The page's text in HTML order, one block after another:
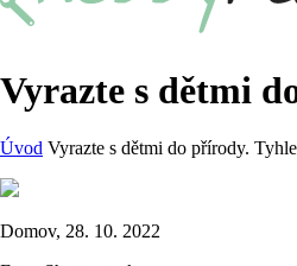
Vyrazte s dětmi
Úvod Vyrazte s dětmi do přírody.
Domov, 28. 10. 2022